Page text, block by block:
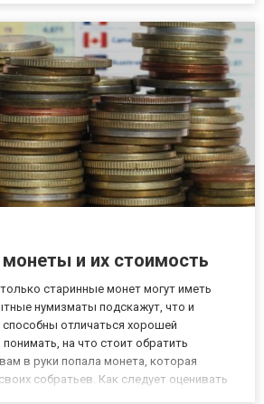
и их стоимость
старинные монет могут иметь
нумизматы подскажут, что и
отличаться хорошей
на что стоит обратить
в руки попала монета, которая
собратьев. Как следует оценивать